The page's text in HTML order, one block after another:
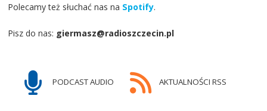
Polecamy też słuchać nas na Spotify.
Pisz do nas: giermasz@radioszczecin.pl
PODCAST AUDIO AKTUALNOŚCI RSS